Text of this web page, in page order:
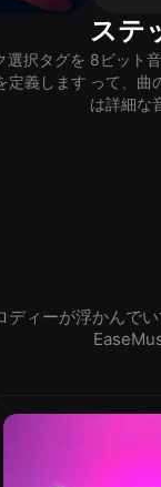
選択タグを
定義します
ステ
8ビット
って、曲
は詳細な
ディーが浮かんで